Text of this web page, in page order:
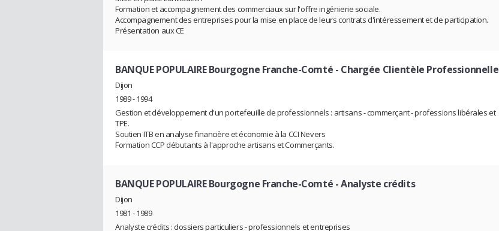
Formation et accompagnement des commerciaux sur l'offre ingénierie sociale.
Accompagnement des entreprises pour la mise en place de leurs contrats d'intéressement et de participation.
Présentation aux CE
BANQUE POPULAIRE Bourgogne Franche-Comté - Chargée Clientèle Professionnelle
Dijon
1989 - 1994
Gestion et développement d'un portefeuille de professionnels : artisans - commerçant - professions libérales et
TPE.
Soutien ITB en analyse financière et économie à la CCI Nevers
Formation CCP débutants à l'approche artisans et Commerçants.
BANQUE POPULAIRE Bourgogne Franche-Comté - Analyste crédits
Dijon
1981 - 1989
Analyste crédits : dossiers particuliers - professionnels et entreprises